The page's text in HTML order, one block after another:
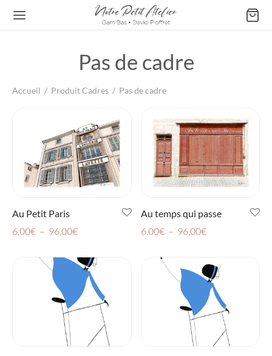
Pas de cadre
Accueil / Produit Cadres / Pas de cadre
Au Petit Paris
6,00€ – 96,00€Plage
prix :
6,00€
96,00€
Au temps qui passe
6,00€ – 96,00€Plage
6,00€
à
96,00€
DE GAM BAS
& Affiches